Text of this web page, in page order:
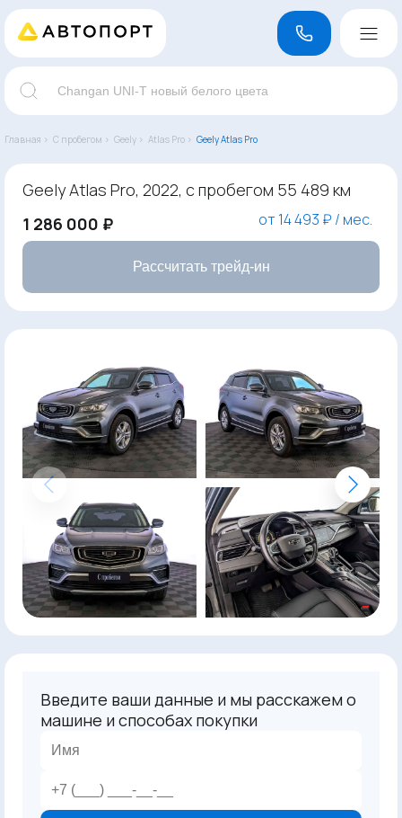
Главная › С пробегом › Geely › Atlas Pro › Geely Atlas Pro
Geely Atlas Pro, 2022, с пробегом 55 489 км
1 286 000 ₽
от 14 493 ₽ / мес.
Рассчитать трейд-ин
Введите ваши данные и мы расскажем о
машине и способах покупки